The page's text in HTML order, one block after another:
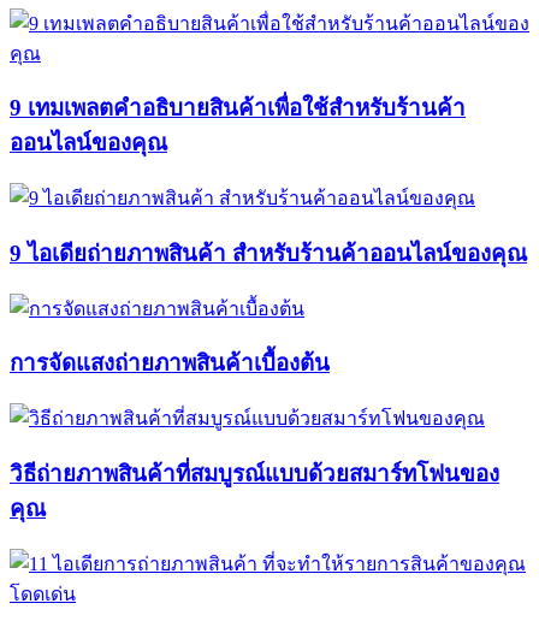
9 เทมเพลตคำอธิบายสินค้าเพื่อใช้สำหรับร้านค้า
ออนไลน์ของคุณ
9 ไอเดียถ่ายภาพสินค้า สำหรับร้านค้าออนไลน์ของคุณ
การจัดแสงถ่ายภาพสินค้าเบื้องต้น
วิธีถ่ายภาพสินค้าที่สมบูรณ์แบบด้วยสมาร์ทโฟนของ
คุณ